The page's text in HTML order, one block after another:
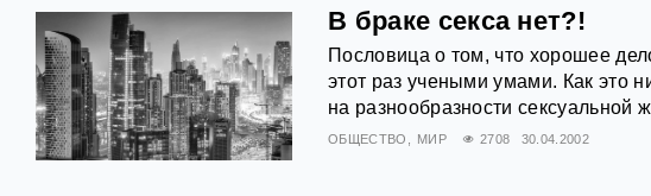
В браке секса нет?!
Пословица о том, что хорошее
этот раз учеными умами. Как это
на разнообразности сексуальной
ОБЩЕСТВО МИР 2708 30.04.2002